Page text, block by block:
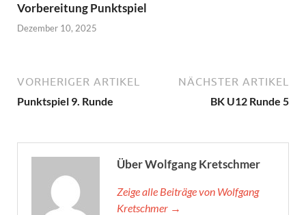
Vorbereitung Punktspiel
Dezember 10, 2025
VORHERIGER ARTIKEL
Punktspiel 9. Runde
NÄCHSTER ARTIKEL
BK U12 Runde 5
Über Wolfgang Kretschmer
Zeige alle Beiträge von Wolfgang
Kretschmer →